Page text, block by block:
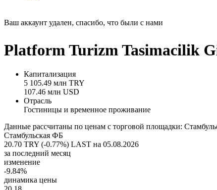
Ваш аккаунт удален, спасибо, что были с нами
Platform Turizm Tasimacilik
Капитализация
5 105.49 млн TRY
107.46 млн USD
Отрасль
Гостиницы и временное проживание
Данные рассчитаны по ценам с торговой площадки:
Стамбульская ФБ
20.70 TRY (-0.77%) LAST на 05.08.2026
за последний месяц
изменение
-9.84%
динамика цены